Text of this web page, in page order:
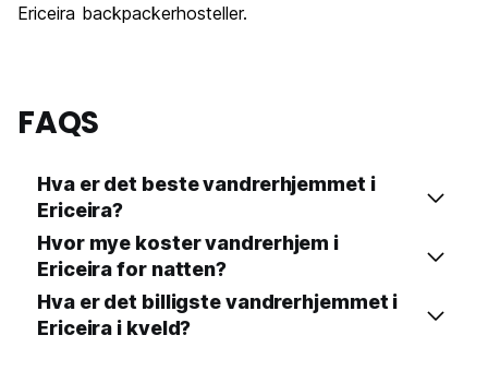
Ericeira backpackerhosteller.
FAQS
Hva er det beste vandrerhjemmet i
Ericeira?
Hvor mye koster vandrerhjem i
Ericeira for natten?
Hva er det billigste vandrerhjemmet i
Ericeira i kveld?